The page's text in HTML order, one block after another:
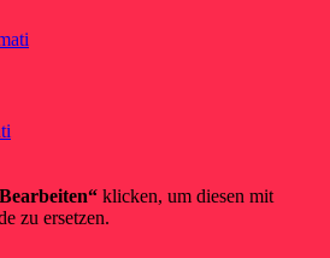
klicken, um diesen mit
zu ersetzen.